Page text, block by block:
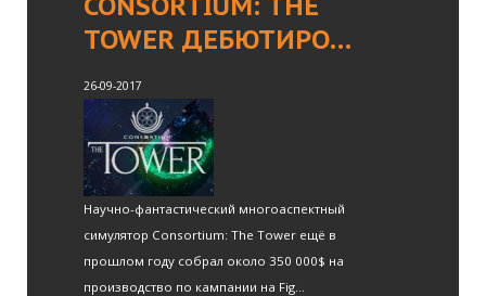
TOWER ДЕБЮТИРО…
26-09-2017
Научно-фантастический многоаспектный
симулятор Consortium: The Tower ещё в
прошлом году собрал около 350 000$ на
производство по кампании на Fig...